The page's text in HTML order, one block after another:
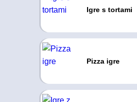
Igre s tortami
Pizza igre